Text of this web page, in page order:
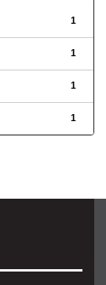
1
1
1
1